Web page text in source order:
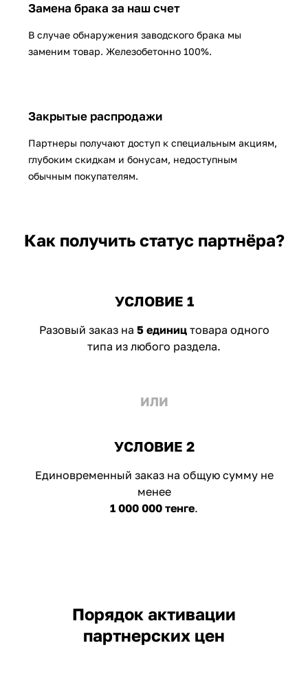
Замена брака за наш счет
В случае обнаружения заводского брака мы
заменим товар. Железобетонно 100%.
Закрытые распродажи
Партнеры получают доступ к специальным акциям,
глубоким скидкам и бонусам, недоступным
обычным покупателям.
Как получить статус партнёра?
УСЛОВИЕ 1
Разовый заказ на 5 едиництовара одного
типа из любого раздела.
ИЛИ
УСЛОВИЕ 2
Единовременный заказ на общую сумму не
менее
1 000 000 тенге.
Порядок активации
партнерских цен